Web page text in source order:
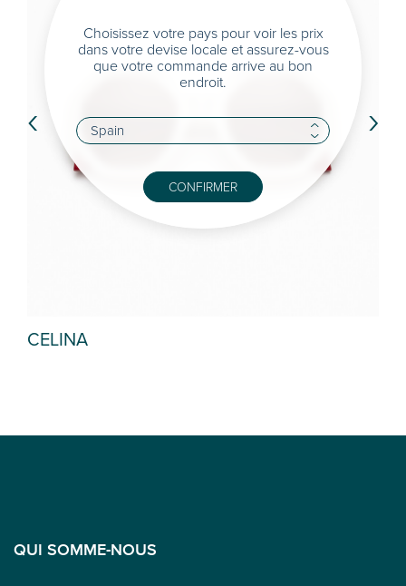
CELINA
‹ ›
QUI SOMME-NOUS
Choisissez votre pays pour voir les prix
dans votre devise locale et assurez-vous
que votre commande arrive au bon
endroit.
CONFIRMER